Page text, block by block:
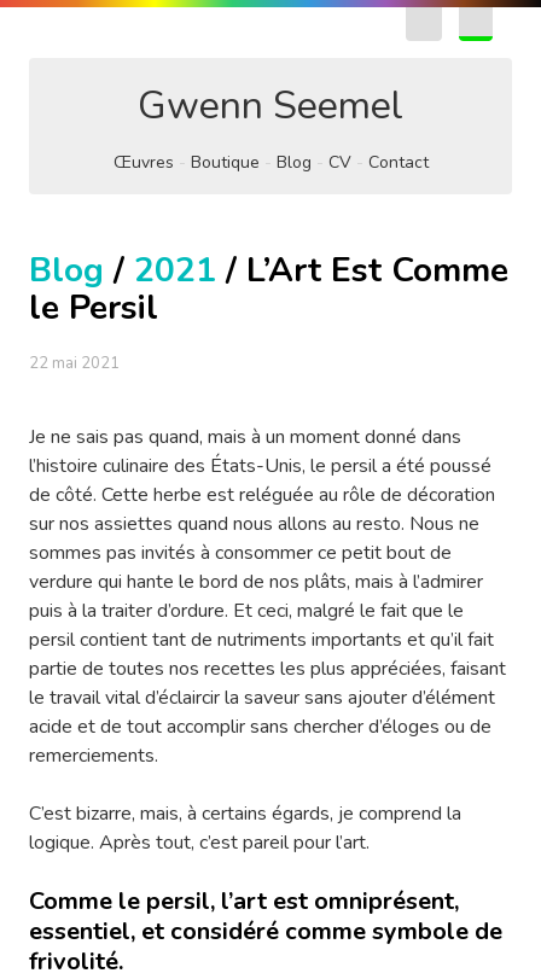
Gwenn Seemel
Œuvres Boutique Blog CV Contact
Blog / 2021 / L’Art Est Comme
le Persil
22 mai 2021
Je ne sais pas quand, mais à un moment donné dans
l’histoire culinaire des États-Unis, le persil a été poussé
de côté. Cette herbe est reléguée au rôle de décoration
sur nos assiettes quand nous allons au resto. Nous ne
sommes pas invités à consommer ce petit bout de
verdure qui hante le bord de nos plâts, mais à l’admirer
puis à la traiter d’ordure. Et ceci, malgré le fait que le
persil contient tant de nutriments importants et qu’il fait
partie de toutes nos recettes les plus appréciées, faisant
le travail vital d’éclaircir la saveur sans ajouter d’élément
acide et de tout accomplir sans chercher d’éloges ou de
remerciements.
C’est bizarre, mais, à certains égards, je comprend la
logique. Après tout, c’est pareil pour l’art.
Comme le persil, l’art est omniprésent,
essentiel, et considéré comme symbole de
frivolité.